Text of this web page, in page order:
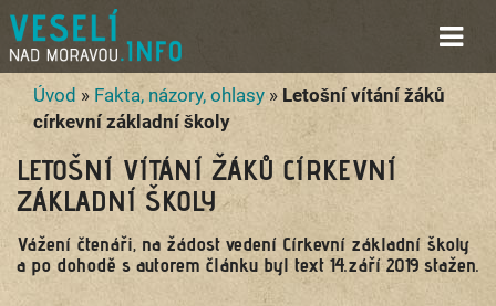
Úvod » Fakta, názory, ohlasy » Letošní vítání žáků
církevní základní školy
LETOŠNÍ VÍTÁNÍ ŽÁKŮ CÍRKEVNÍ
ZÁKLADNÍ ŠKOLY
Vážení čtenáři, na žádost vedení Církevní základní školy
a po dohodě s autorem článku byl text 14.září 2019 stažen.